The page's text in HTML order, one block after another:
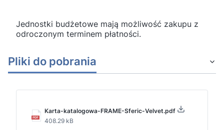
Jednostki budżetowe mają możliwość zakupu z
odroczonym terminem płatności.
Pliki do pobrania
Karta-katalogowa-FRAME-Sferic-Velvet.pdf
408.29 kB